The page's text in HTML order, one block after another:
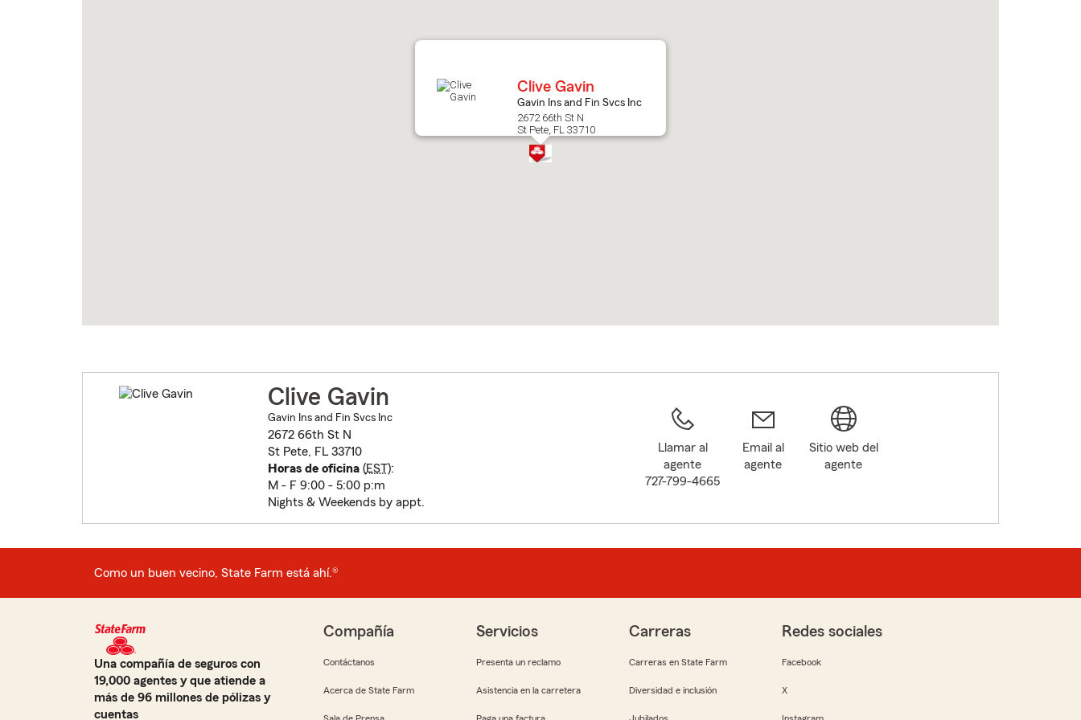
Clive Gavin
Gavin Ins and Fin Svcs Inc
2672 66th St N
St Pete, FL 33710
Clive Gavin
Gavin Ins and Fin Svcs Inc
2672 66th St N
St Pete, FL 33710
Horas de oficina(EST):
M - F 9:00 - 5:00 p:m
Nights & Weekends by appt.
Llamar al
agente
727-799-4665
Email al
agente
Sitio web del
agente
Como un buen vecino, State Farm está ahí.®
Una compañía de seguros con
19,000 agentes y que atiende a
más de 96 millones de pólizas y
cuentas
Compañía
Contáctanos
Acerca de State Farm
Servicios
Presenta un reclamo
Asistencia en la carretera
Carreras
Carreras en State Farm
Diversidad e inclusión
Redes sociales
Facebook
X